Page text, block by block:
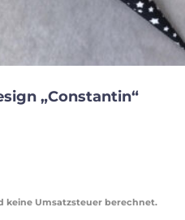
„Constantin“
keine Umsatzsteuer berechnet.